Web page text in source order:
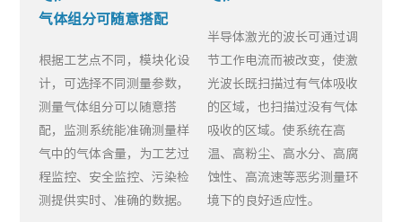
气体组分可随意搭配
根据工艺点不同，模块化设
计，可选择不同测量参数，
测量气体组分可以随意搭
配，监测系统能准确测量样
气中的气体含量，为工艺过
程监控、安全监控、污染检
测提供实时、准确的数据。
半导体激光的波长可通过调
节工作电流而被改变，使激
光波长既扫描过有气体吸收
的区域，也扫描过没有气体
吸收的区域。使系统在高
温、高粉尘、高水分、高腐
蚀性、高流速等恶劣测量环
境下的良好适应性。